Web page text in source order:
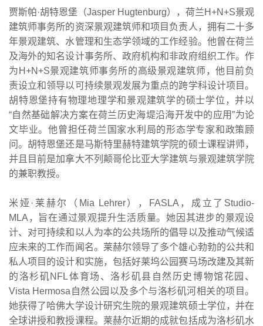
贾斯帕·胡特恩堡（Jasper Hugtenburg），荷兰H+N+S景观
建筑师事务所的资深景观建筑师和项目负责人，拥有二十多
年景观建筑、水管理和生态学领域的工作经验。他曾在荷兰
及海外的知名设计事务所、政府机构和非政府组织工作。作
为H+N+S景观建筑师事务所的高级景观建筑师，他目前负
责设立和领导以可持续景观发展为重点的跨学科设计项目。
胡特恩堡持有物理地理学和景观建筑学的硕士学位，并以
“自然基础解决方案在荷兰历史海堤沿海开发中的应用”为论
文毕业。他曾担任荷兰国家水利局的形态学专家和政策顾
问。胡特恩堡还是马斯特里赫特建筑学院的硕士课程讲师，
并且目前是加拿大不列颠哥伦比亚大学建筑与景观建筑学院
的兼职教授。
米娅·莱赫尔（Mia Lehrer），FASLA，成立了Studio-
MLA，旨在通过景观提升生活质量。她因其进步的景观设
计、对可持续和以人为本的公共场所的倡导以及推动气候适
应未来的工作而闻名。莱赫尔领导了多个雄心勃勃的公共和
私人项目的设计和实施，包括好莱坞公园赛马场改建及其新
的洛杉矶NFL体育场、洛杉矶县自然历史博物馆花园、
Vista Hermosa自然公园以及多个与洛杉矶河相关的项目。
她获得了哈佛大学设计研究生院的景观建筑硕士学位，并在
全球讲授和教授课程。莱赫尔近期的成就包括成为洛杉矶水